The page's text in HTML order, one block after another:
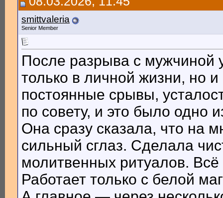
smittvaleria
Senior Member
После разрыва с
только в личной жизни, но
постоянные срывы,
по совету, и это было одно
Она сразу сказала, что на
сильный сглаз. Сделала
молитвенных ритуалов.
Работает только с белой